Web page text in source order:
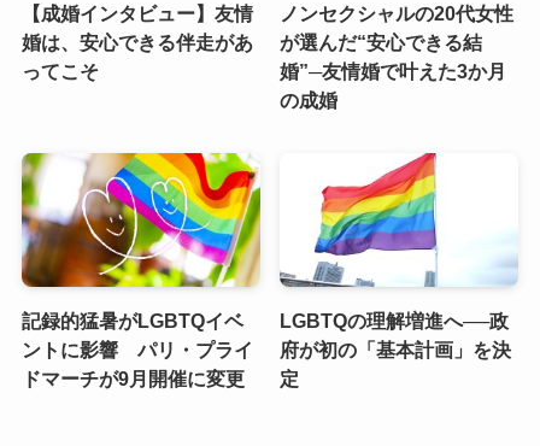
【成婚インタビュー】友情
婚は、安心できる伴走があ
ってこそ
ノンセクシャルの20代女性
が選んだ“安心できる結
婚”─友情婚で叶えた3か月
の成婚
記録的猛暑がLGBTQイベ
ントに影響 パリ・プライ
ドマーチが9月開催に変更
LGBTQの理解増進へ──政
府が初の「基本計画」を決
定